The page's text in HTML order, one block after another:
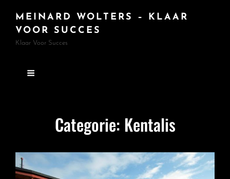
MEINARD WOLTERS – KLAAR
VOOR SUCCES
Klaar Voor Succes
Categorie: Kentalis